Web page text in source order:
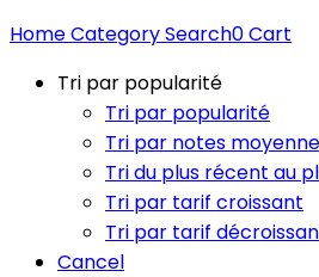
HomeCategorySearch0Cart
Tri par popularité
Tri par popularité
Tri par notes
Tri du plus récent au
Tri par tarif croissant
Tri par tarif
Cancel